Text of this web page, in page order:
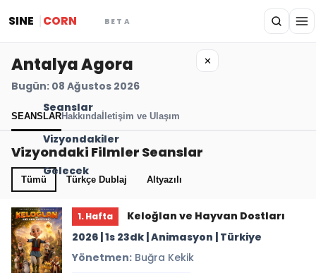
SINE CORN BETA
✕
Seanslar
Vizyondakiler
Gelecek
Antalya Agora
Bugün: 08 Ağustos 2026
SEANSLARHakkındaİletişim ve Ulaşım
Vizyondaki Filmler Seanslar
Tümü Türkçe Dublaj Altyazılı
1. Hafta
Keloğlan ve Hayvan Dostları
2026 | 1s 23dk | Animasyon | Türkiye
Yönetmen: Buğra Kekik